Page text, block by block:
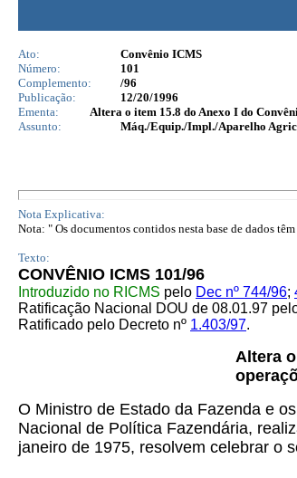
Ato:
Convênio ICMS
Número:
101
Complemento:
/96
Publicação:
12/20/1996
Ementa:
Altera o item 15.8 do Anexo I do
Assunto:
Máq./Equip./Impl./Aparelho
Nota Explicativa:
Nota: " Os documentos contidos nesta base de dados
Texto:
CONVÊNIO ICMS 101/96
Introduzido no RICMS pelo Dec nº 744/96;
Ratificação Nacional DOU de 08.01.97
Ratificado pelo Decreto nº 1.403/97.
Altera
O Ministro de Estado da Fazenda e
Nacional de Política Fazendária,
janeiro de 1975, resolvem celebrar o